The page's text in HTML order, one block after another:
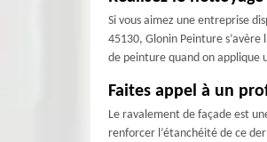
Si vous aimez une entreprise
45130, Glonin Peinture
de peinture quand on applique
Faites appel à un
Le ravalement de façade est
renforcer l’étanchéité de ce